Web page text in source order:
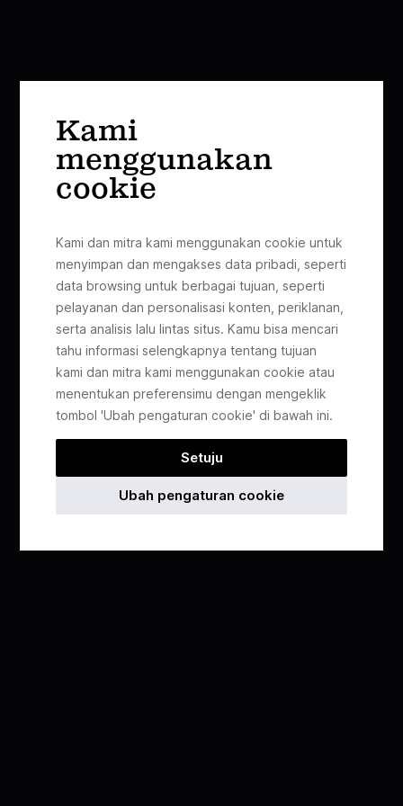
Kami
menggunakan
cookie
Kami dan mitra kami menggunakan cookie untuk
menyimpan dan mengakses data pribadi, seperti
data browsing untuk berbagai tujuan, seperti
pelayanan dan personalisasi konten, periklanan,
serta analisis lalu lintas situs. Kamu bisa mencari
tahu informasi selengkapnya tentang tujuan
kami dan mitra kami menggunakan cookie atau
menentukan preferensimu dengan mengeklik
tombol 'Ubah pengaturan cookie' di bawah ini.
Setuju
Ubah pengaturan cookie